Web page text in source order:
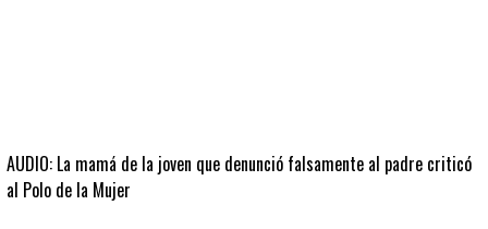
AUDIO: La mamá de la joven que denunció falsamente al padre criticó
al Polo de la Mujer